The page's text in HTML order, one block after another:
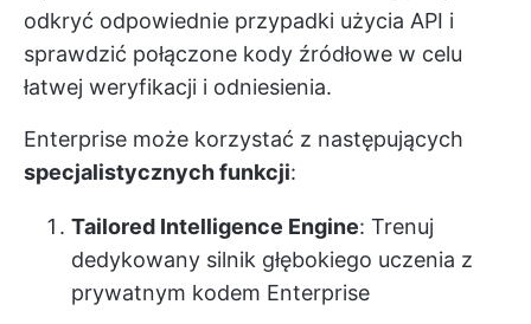
odkryć odpowiednie przypadki użycia API i
sprawdzić połączone kody źródłowe w celu
łatwej weryfikacji i odniesienia.
Enterprise może korzystać z następujących
specjalistycznych funkcji:
Tailored Intelligence Engine: Trenuj
dedykowany silnik głębokiego uczenia z
prywatnym kodem Enterprise